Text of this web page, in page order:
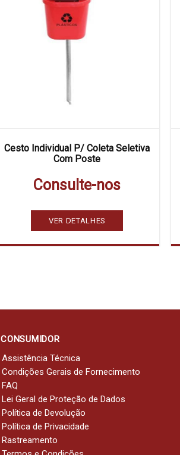
Cesto Individual P/ Coleta Seletiva
Com Poste
Consulte-nos
VER DETALHES
CONSUMIDOR
Assistência Técnica
Condições Gerais de Fornecimento
FAQ
Lei Geral de Proteção de Dados
Política de Devolução
Política de Privacidade
Rastreamento